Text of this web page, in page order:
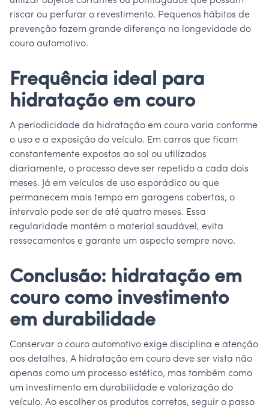
riscar ou perfurar o revestimento. Pequenos hábitos de
prevenção fazem grande diferença na longevidade do
couro automotivo.
Frequência ideal para
hidratação em couro
A periodicidade da hidratação em couro varia conforme
o uso e a exposição do veículo. Em carros que ficam
constantemente expostos ao sol ou utilizados
diariamente, o processo deve ser repetido a cada dois
meses. Já em veículos de uso esporádico ou que
permanecem mais tempo em garagens cobertas, o
intervalo pode ser de até quatro meses. Essa
regularidade mantém o material saudável, evita
ressecamentos e garante um aspecto sempre novo.
Conclusão: hidratação em
couro como investimento
em durabilidade
Conservar o couro automotivo exige disciplina e atenção
aos detalhes. A hidratação em couro deve ser vista não
apenas como um processo estético, mas também como
um investimento em durabilidade e valorização do
veículo. Ao escolher os produtos corretos, seguir o passo